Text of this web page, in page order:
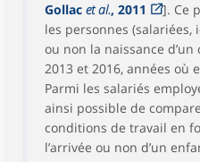
Gollac et al., 2011
]. Ce
les personnes (salariées,
ou non la naissance
2013 et 2016, années où
Parmi les salariés
ainsi possible de
conditions de travail en
l’arrivée ou non d’un